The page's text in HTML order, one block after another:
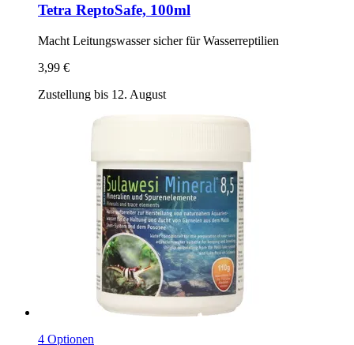
Tetra ReptoSafe, 100ml
Macht Leitungswasser sicher für Wasserreptilien
3,99 €
Zustellung bis 12. August
4 Optionen